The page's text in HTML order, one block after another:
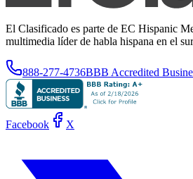
El Clasificado es parte de EC Hispanic
multimedia líder de habla hispana en el
888-277-4736BBB Accredited
Facebook X